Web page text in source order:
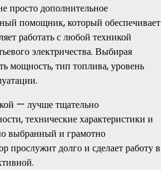
просто дополнительное
помощник, который обеспечивает
работать с любой техникой
электричества. Выбирая
мощность, тип топлива, уровень
— лучше тщательно
технические характеристики и
выбранный и грамотно
прослужит долго и сделает работу в